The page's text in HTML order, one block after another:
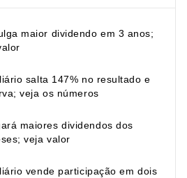
maior dividendo em 3 anos;
salta 147% no resultado e
veja os números
maiores dividendos dos
veja valor
vende participação em dois